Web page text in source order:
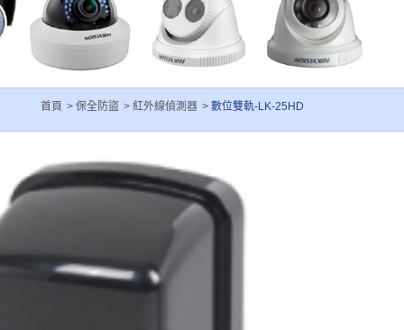
首頁 保全防盜 紅外線偵測器 數位雙軌-LK-25HD